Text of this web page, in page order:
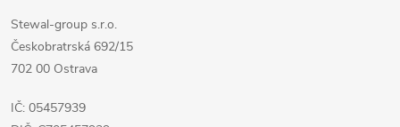
Stewal-group s.r.o.
Českobratrská 692/15
702 00 Ostrava
IČ: 05457939